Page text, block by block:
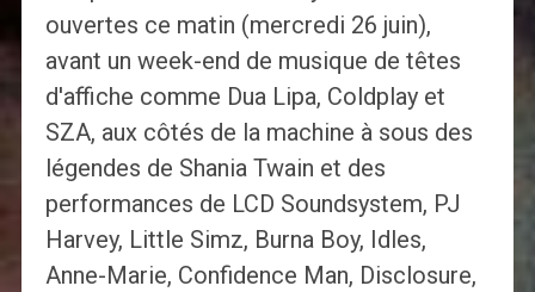
ouvertes ce matin (mercredi 26 juin),
avant un week-end de musique de têtes
d'affiche comme Dua Lipa, Coldplay et
SZA, aux côtés de la machine à sous des
légendes de Shania Twain et des
performances de LCD Soundsystem, PJ
Harvey, Little Simz, Burna Boy, Idles,
Anne-Marie, Confidence Man, Disclosure,